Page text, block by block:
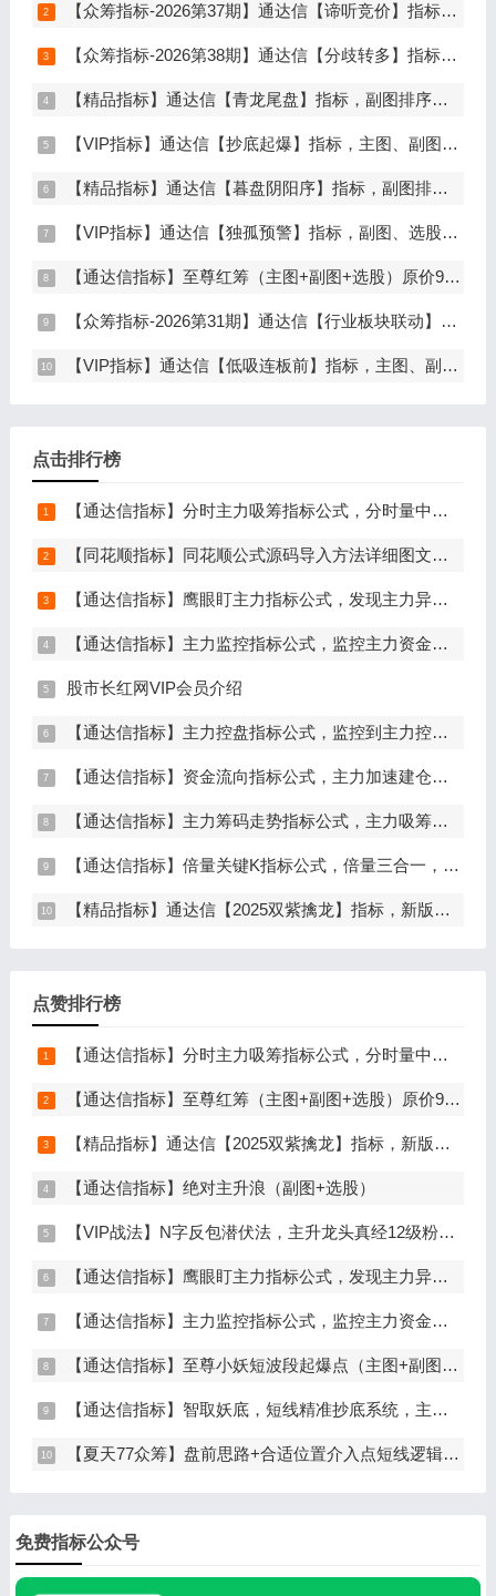
【众筹指标-2026第37期】通达信【谛听竞价】指标，副图排序、选股，原价5980元的早盘竞价指标，可回测历史数据，信号全天不变，开放源码可永久使用，手机电脑通达信通用
【众筹指标-2026第38期】通达信【分歧转多】指标，主图、副图、选股，首板分歧低吸二波行情，信号少，胜率高，手机电脑通达信通用
【精品指标】通达信【青龙尾盘】指标，副图排序，分时主图，排序潜伏，次日套利，信号可回看，超短策略，仅限电脑通达信使用
【VIP指标】通达信【抄底起爆】指标，主图、副图、选股，趋势缩量放量三重信号确认，解决抄底总在半山腰难题，手机电脑通达信通用
【精品指标】通达信【暮盘阴阳序】指标，副图排序，尾盘选股，电脑版量化辅助工具，尾盘排序，信号全天不变，仅限电脑通达信使用
【VIP指标】通达信【独孤预警】指标，副图、选股，码力金矿独创趋势企稳预警，无未来函数，手机电脑通达信通用
【通达信指标】至尊红筹（主图+副图+选股）原价9999元的全套指标
【众筹指标-2026第31期】通达信【行业板块联动】指标，主图、选股，精准捕捉板块行情，分清龙头补涨规避回落，无未来函数，仅支持电脑通达信
【VIP指标】通达信【低吸连板前】指标，主图、副图、选股，埋伏连板前的节点，信号不漂移，手机电脑通达信通用
点击排行榜
【通达信指标】分时主力吸筹指标公式，分时量中显主力（分时副图）
【同花顺指标】同花顺公式源码导入方法详细图文教程
【通达信指标】鹰眼盯主力指标公式，发现主力异动资金（副图+选股）
【通达信指标】主力监控指标公式，监控主力资金和筹码异动（副图+选股）
股市长红网VIP会员介绍
【通达信指标】主力控盘指标公式，监控到主力控盘时间越长，后期爆发力越大（副图+选股）
【通达信指标】资金流向指标公式，主力加速建仓（副图+选股）
【通达信指标】主力筹码走势指标公式，主力吸筹，筹码集中度解析，挖掘大资金信号（副图+选股）
【通达信指标】倍量关键K指标公式，倍量三合一，关键起涨K线（主图+副图+选股）
【精品指标】通达信【2025双紫擒龙】指标，新版主图、副图、选股，主力吸筹套装，手机电脑通达信通用
点赞排行榜
【通达信指标】分时主力吸筹指标公式，分时量中显主力（分时副图）
【通达信指标】至尊红筹（主图+副图+选股）原价9999元的全套指标
【精品指标】通达信【2025双紫擒龙】指标，新版主图、副图、选股，主力吸筹套装，手机电脑通达信通用
【通达信指标】绝对主升浪（副图+选股）
【VIP战法】N字反包潜伏法，主升龙头真经12级粉丝专属战法，节点潜伏
【通达信指标】鹰眼盯主力指标公式，发现主力异动资金（副图+选股）
【通达信指标】主力监控指标公式，监控主力资金和筹码异动（副图+选股）
【通达信指标】至尊小妖短波段起爆点（主图+副图+选股）
【通达信指标】智取妖底，短线精准抄底系统，主做未来上涨大波段
【夏天77众筹】盘前思路+合适位置介入点短线逻辑分享
免费指标公众号